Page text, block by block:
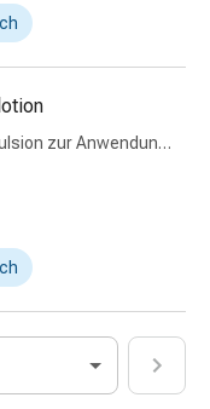
zur Anwendung